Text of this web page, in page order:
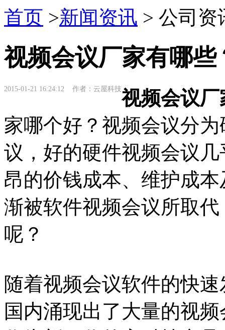
首页 >新闻资讯 > 公司资
视频会议厂家有哪些
2015-01-21 16:24:12 作者：云屋科技视频会议
家哪个好？视频会议分
议，好的硬件视频会议
昂的价钱成本、维护成
渐被软件视频会议所取
呢？
随着视频会议软件的快
国内涌现出了大量的视